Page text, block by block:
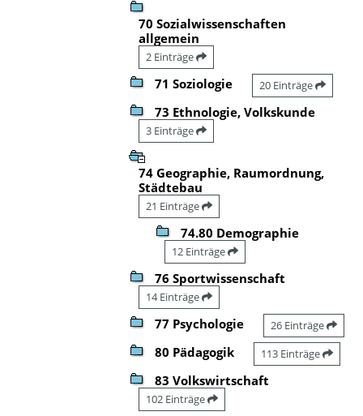
70 Sozialwissenschaften
allgemein
2 Einträge
71 Soziologie 20 Einträge
73 Ethnologie, Volkskunde
3 Einträge
74 Geographie, Raumordnung,
Städtebau
21 Einträge
74.80 Demographie
12 Einträge
76 Sportwissenschaft
14 Einträge
77 Psychologie 26 Einträge
80 Pädagogik 113 Einträge
83 Volkswirtschaft
102 Einträge